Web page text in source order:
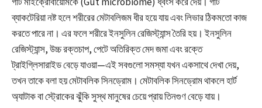
ব্যাকটেরিয়া নষ্ট হলে শরীরের মেটাবলিজম ধীর হয়ে যায় এবং লিভার ঠিকমতো কাজ
করতে পারে না। এর ফলে শরীরে ইনসুলিন রেজিস্ট্যান্স তৈরি হয়। ইনসুলিন
রেজিস্ট্যান্স, উচ্চ রক্তচাপ, পেটে অতিরিক্ত মেদ জমা এবং রক্তে
ট্রাইগ্লিসারাইড বেড়ে যাওয়া—এই সবগুলো সমস্যা যখন একসাথে দেখা দেয়,
তখন তাকে বলা হয় মেটাবলিক সিনড্রোম। মেটাবলিক সিনড্রোম থাকলে হার্ট
অ্যাটাক বা স্ট্রোকের ঝুঁকি সুস্থ মানুষের চেয়ে প্রায় তিনগুণ বেড়ে যায়।